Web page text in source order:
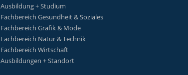
Ausbildung + Studium
Fachbereich Gesundheit & Soziales
Fachbereich Grafik & Mode
Fachbereich Natur & Technik
Fachbereich Wirtschaft
Ausbildungen + Standort